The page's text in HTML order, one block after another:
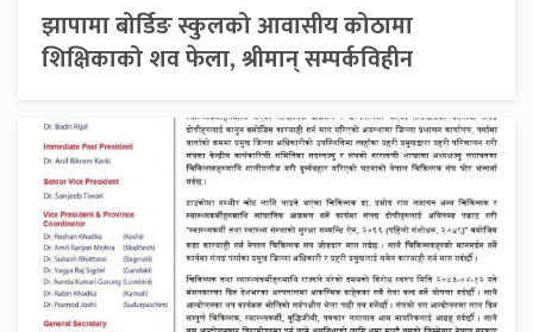
झापामा बोर्डिङ स्कुलको आवासीय कोठामा
शिक्षिकाको शव फेला, श्रीमान् सम्पर्कविहीन